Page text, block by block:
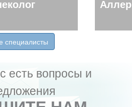
специалисты
есть вопросы и